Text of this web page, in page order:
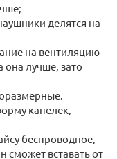
делятся на
на вентиляцию
лучше, зато
капелек,
беспроводное,
сможет вставать от